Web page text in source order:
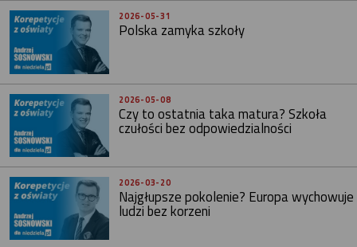
2026-05-31
Polska zamyka szkoły
2026-05-08
Czy to ostatnia taka matura? Szkoła
czułości bez odpowiedzialności
2026-03-20
Najgłupsze pokolenie? Europa wychowuje
ludzi bez korzeni